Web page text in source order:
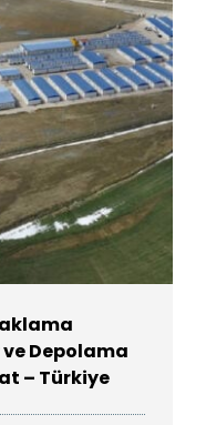
Depolama
– Türkiye